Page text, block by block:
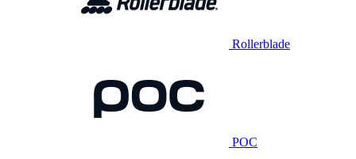
Rollerblade
POC